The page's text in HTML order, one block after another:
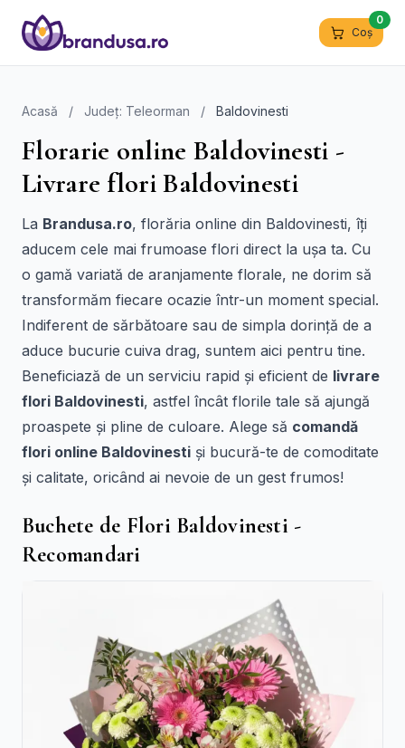
Coș
0
Acasă / Județ: Teleorman / Baldovinesti
Florarie online Baldovinesti -
Livrare flori Baldovinesti
La Brandusa.ro, florăria online din Baldovinesti, îți
aducem cele mai frumoase flori direct la ușa ta. Cu
o gamă variată de aranjamente florale, ne dorim să
transformăm fiecare ocazie într-un moment special.
Indiferent de sărbătoare sau de simpla dorință de a
aduce bucurie cuiva drag, suntem aici pentru tine.
Beneficiază de un serviciu rapid și eficient de livrare
flori Baldovinesti, astfel încât florile tale să ajungă
proaspete și pline de culoare. Alege să comandă
flori online Baldovinesti și bucură-te de comoditate
și calitate, oricând ai nevoie de un gest frumos!
Buchete de Flori Baldovinesti -
Recomandari